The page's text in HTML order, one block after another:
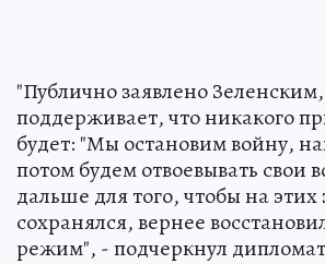
"Публично заявлено
поддерживает, что никакого
будет: "Мы остановим войну,
потом будем отвоевывать свои
дальше для того, чтобы на этих
сохранялся, вернее
режим", - подчеркнул